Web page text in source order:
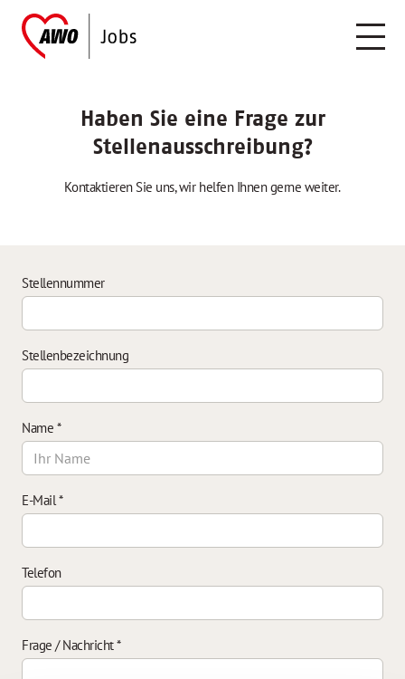
Haben Sie eine Frage zur
Stellenausschreibung?
Kontaktieren Sie uns, wir helfen Ihnen gerne weiter.
Stellennummer
Stellenbezeichnung
Name *
E-Mail*
Telefon
Frage / Nachricht*